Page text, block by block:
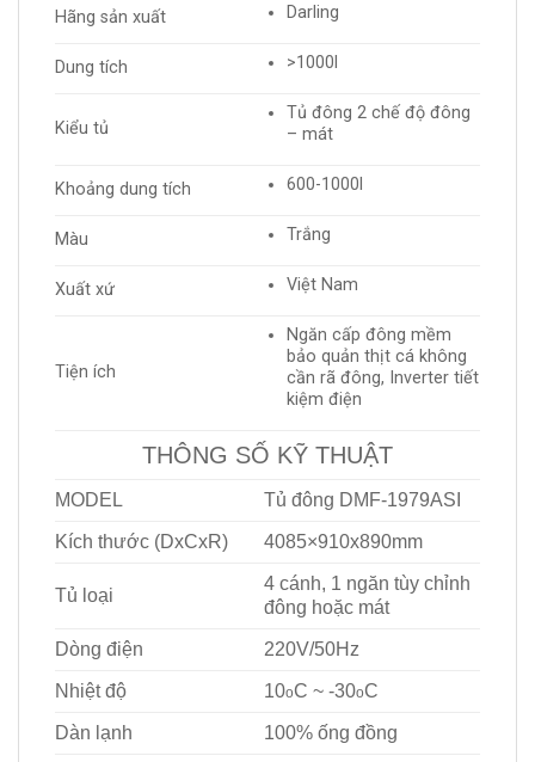
Hãng sản xuất Darling
Dung tích >1000l
Kiểu tủ
Tủ đông 2 chế độ đông
– mát
Khoảng dung tích 600-1000l
Màu Trắng
Xuất xứ Việt Nam
Tiện ích
Ngăn cấp đông mềm
bảo quản thịt cá không
cần rã đông, Inverter tiết
kiệm điện
THÔNG SỐ KỸ THUẬT
MODEL Tủ đông DMF-1979ASI
Kích thước (DxCxR) 4085×910x890mm
Tủ loại
4 cánh, 1 ngăn tùy chỉnh
đông hoặc mát
Dòng điện 220V/50Hz
Nhiệt độ 10oC ~ -30oC
Dàn lạnh 100% ống đồng